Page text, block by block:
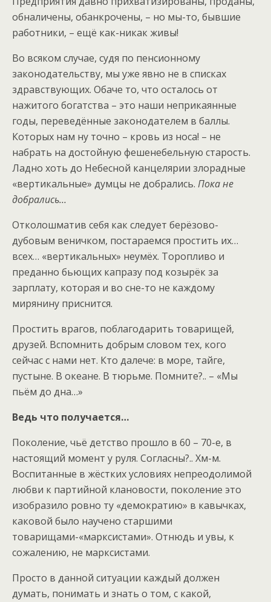
обналичены, обанкрочены, – но мы-то, бывшие
работники, – ещё как-никак живы!
Во всяком случае, судя по пенсионному
законодательству, мы уже явно не в списках
здравствующих. Обаче то, что осталось от
нажитого богатства – это наши неприкаянные
годы, переведённые законодателем в баллы.
Которых нам ну точно – кровь из носа! – не
набрать на достойную фешенебельную старость.
Ладно хоть до Небесной канцелярии злорадные
«вертикальные» думцы не добрались. Пока не
добрались…
Отколошматив себя как следует берёзово-
дубовым веничком, постараемся простить их…
всех… «вертикальных» неумёх. Торопливо и
преданно бьющих капразу под козырёк за
зарплату, которая и во сне-то не каждому
мирянину приснится.
Простить врагов, поблагодарить товарищей,
друзей. Вспомнить добрым словом тех, кого
сейчас с нами нет. Кто далече: в море, тайге,
пустыне. В океане. В тюрьме. Помните?.. – «Мы
пьём до дна…»
Ведь что получается…
Поколение, чьё детство прошло в 60 – 70-е, в
настоящий момент у руля. Согласны?.. Хм-м.
Воспитанные в жёстких условиях непреодолимой
любви к партийной клановости, поколение это
изобразило ровно ту «демократию» в кавычках,
каковой было научено старшими
товарищами-«марксистами». Отнюдь и увы, к
сожалению, не марксистами.
Просто в данной ситуации каждый должен
думать, понимать и знать о том, с какой,